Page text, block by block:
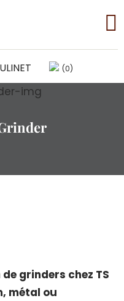
(0)
grinders chez TS
métal ou